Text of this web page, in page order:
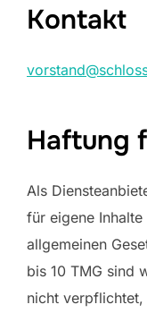
Kontakt
Haftung
Als
für eigene
allgemeinen
bis 10 TMG sind
nicht